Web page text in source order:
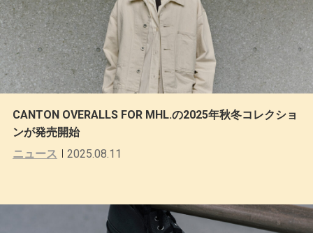
CANTON OVERALLS FOR MHL.の2025年秋冬コレクショ
ンが発売開始
ニュース
2025.08.11